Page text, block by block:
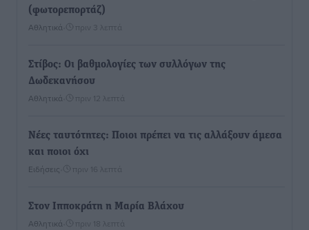
(φωτορεπορτάζ)
Αθλητικά πριν 3 λεπτά
Στίβος: Οι βαθμολογίες των συλλόγων της
Δωδεκανήσου
Αθλητικά πριν 12 λεπτά
Νέες ταυτότητες: Ποιοι πρέπει να τις αλλάξουν άμεσα
και ποιοι όχι
Ειδήσεις πριν 16 λεπτά
Στον Ιπποκράτη η Μαρία Βλάχου
Αθλητικά πριν 18 λεπτά